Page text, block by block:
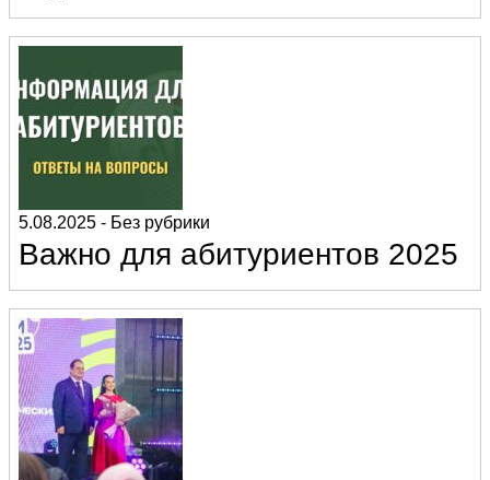
5.08.2025 - Без рубрики
Важно для абитуриентов 2025